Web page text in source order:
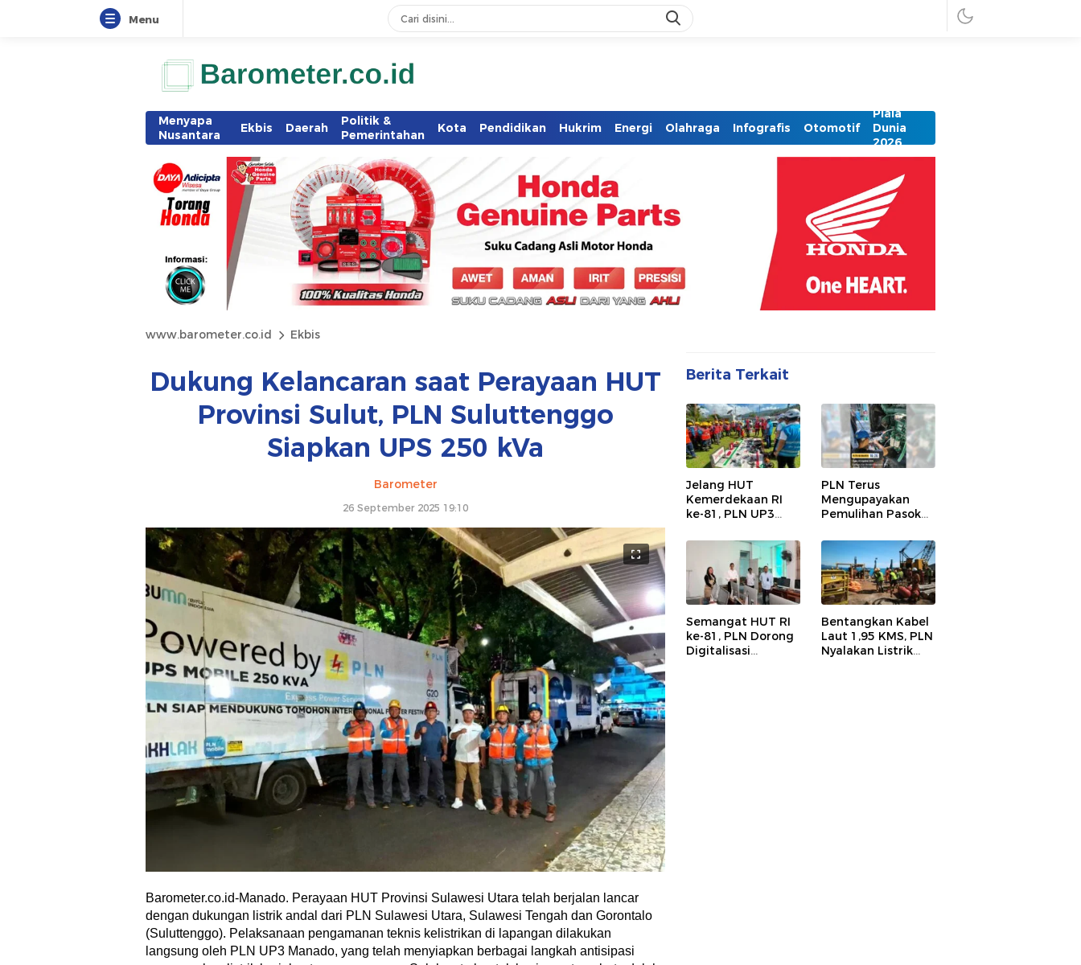
Menu
Menyapa
Nusantara
Ekbis Daerah
Politik &
Pemerintahan
Kota Pendidikan Hukrim Energi Olahraga Infografis Otomotif
Piala
Dunia
2026
www.barometer.co.id Ekbis
Dukung Kelancaran saat Perayaan HUT
Provinsi Sulut, PLN Suluttenggo
Siapkan UPS 250 kVa
Barometer
26 September 2025 19:10
Barometer.co.id-Manado. Perayaan HUT Provinsi Sulawesi Utara telah berjalan lancar
dengan dukungan listrik andal dari PLN Sulawesi Utara, Sulawesi Tengah dan Gorontalo
(Suluttenggo). Pelaksanaan pengamanan teknis kelistrikan di lapangan dilakukan
langsung oleh PLN UP3 Manado, yang telah menyiapkan berbagai langkah antisipasi
Berita Terkait
Jelang HUT
Kemerdekaan RI
ke-81, PLN UP3
dan Inspeksi
Peralatan, Pastikan
Keandalan Listrik
PLN Terus
Mengupayakan
Pemulihan Pasokan
Bunaken
Semangat HUT RI
ke-81, PLN Dorong
Digitalisasi
Bentangkan Kabel
Laut 1,95 KMS, PLN
Nyalakan Listrik